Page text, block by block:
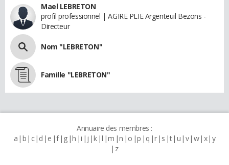
Mael LEBRETON
profil professionnel | AGIRE PLIE Argenteuil Bezons -
Directeur
Nom "LEBRETON"
Famille "LEBRETON"
Annuaire des membres :
a b c d e f g h i j k l m n o p q r s t u v w x y
z